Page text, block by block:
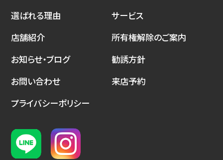
選ばれる理由
サービス
店舗紹介
所有権解除のご案内
お知らせ・ブログ
勧誘方針
お問い合わせ
来店予約
プライバシーポリシー